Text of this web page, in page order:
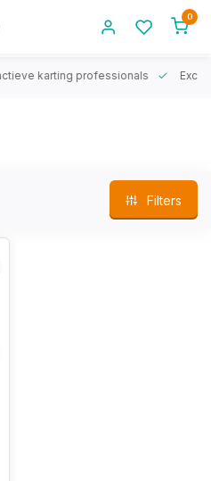
0
karting professionals
Filters